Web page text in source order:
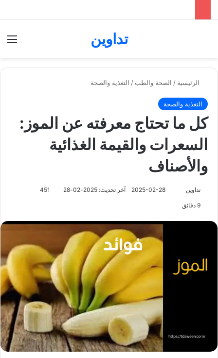
تداوين
الرئيسية / الصحة والطب / التغذية والصحة
التغذية والصحة
كل ما تحتاج معرفته عن الموز:
السعرات والقيمة الغذائية
والأصناف
تداوين 2025-02-28 آخر تحديث: 2025-02-28 451